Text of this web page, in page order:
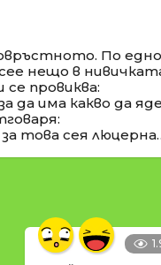
По
нещо в
се провиква:
да има какво да
това сея